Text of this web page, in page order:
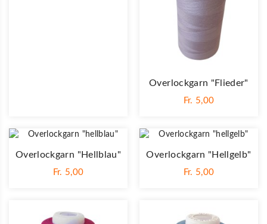
Overlockgarn "flieder"
Fr. 5,00
Overlockgarn "hellblau"
Fr. 5,00
Overlockgarn "hellgelb"
Fr. 5,00